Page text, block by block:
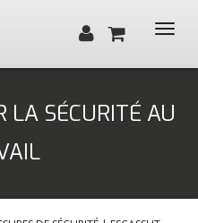
LA SÉCURITÉ AU